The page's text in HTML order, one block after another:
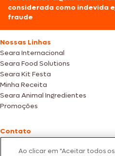
considerada como indevida
fraude
Nossas Linhas
Seara Internacional
Seara Food Solutions
Seara Kit Festa
Minha Receita
Seara Animal Ingredientes
Promoções
Contato
SAC: +55 0800 047 2425
Ao clicar em "Aceitar todos